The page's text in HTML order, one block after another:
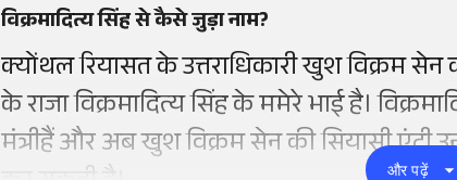
विक्रमादित्य सिंह से कैसे जुड़ा नाम?
क्योंथल रियासत के उत्तराधिकारी खुश विक्रम
के राजा विक्रमादित्य सिंह के ममेरे भाई है।
मंत्रीहैं और अब खुश विक्रम सेन की सियासी एंट्री
और पढ़ें